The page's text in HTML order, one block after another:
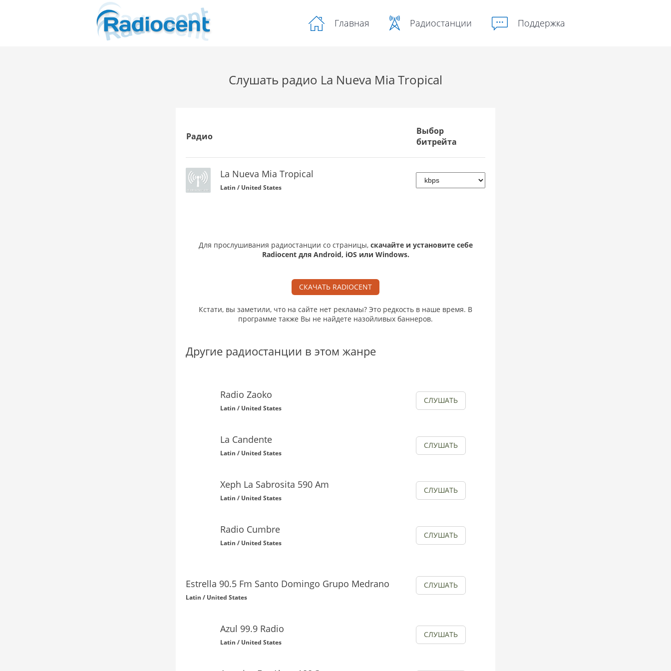
Главная Радиостанции Поддержка
Слушать радио La Nueva Mia Tropical
Радио
Выбор
битрейта
La Nueva Mia Tropical
Latin / United States
Для прослушивания радиостанции со страницы, скачайте и установите себе
Radiocent для Android, iOS или Windows.
СКАЧАТЬ RADIOCENT
Кстати, вы заметили, что на сайте нет рекламы? Это редкость в наше время. В
программе также Вы не найдете назойливых баннеров.
Другие радиостанции в этом жанре
Radio Zaoko
Latin / United States
СЛУШАТЬ
La Candente
Latin / United States
СЛУШАТЬ
Xeph La Sabrosita 590 Am
Latin / United States
СЛУШАТЬ
Radio Cumbre
Latin / United States
СЛУШАТЬ
Estrella 90.5 Fm Santo Domingo Grupo Medrano
Latin / United States
СЛУШАТЬ
Azul 99.9 Radio
Latin / United States
СЛУШАТЬ